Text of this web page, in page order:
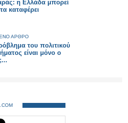
η Ελλάδα μπορεί
καταφέρει
ΑΡΘΡΟ
του πολιτικού
είναι μόνο ο